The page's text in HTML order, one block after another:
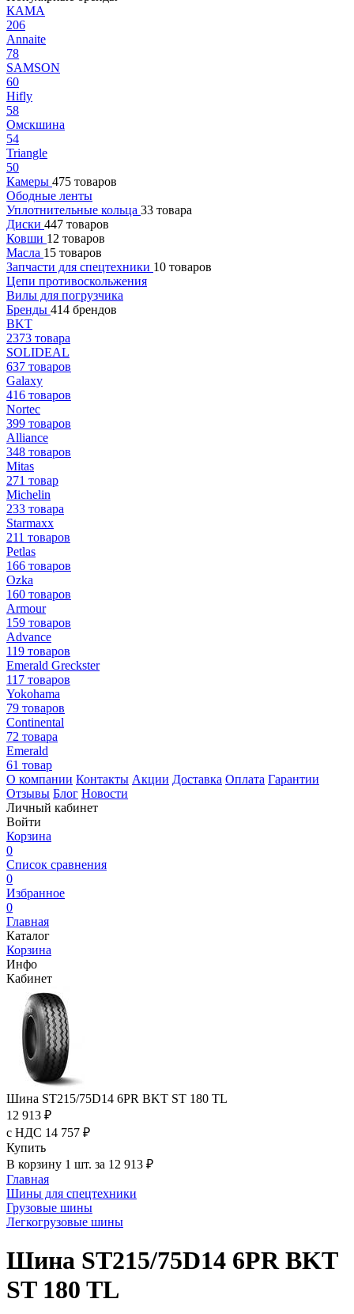
КАМА
206
Annaite
78
SAMSON
60
Hifly
58
Омскшина
54
Triangle
50
Камеры 475 товаров
Ободные ленты
Уплотнительные кольца 33 товара
Диски 447 товаров
Ковши 12 товаров
Масла 15 товаров
Запчасти для спецтехники 10 товаров
Цепи противоскольжения
Вилы для погрузчика
Бренды 414 брендов
BKT
2373 товара
SOLIDEAL
637 товаров
Galaxy
416 товаров
Nortec
399 товаров
Alliance
348 товаров
Mitas
271 товар
Michelin
233 товара
Starmaxx
211 товаров
Petlas
166 товаров
Ozka
160 товаров
Armour
159 товаров
Advance
119 товаров
Emerald Greckster
117 товаров
Yokohama
79 товаров
Continental
72 товара
Emerald
61 товар
О компании Контакты Акции Доставка Оплата Гарантии
Отзывы Блог Новости
Личный кабинет
Войти
Корзина
0
Список сравнения
0
Избранное
0
Главная
Каталог
Корзина
Инфо
Кабинет
Шина ST215/75D14 6PR BKT ST 180 TL
12 913 ₽
с НДС 14 757 ₽
Купить
В корзину 1 шт. за 12 913 ₽
Главная
Шины для спецтехники
Грузовые шины
Легкогрузовые шины
Шина ST215/75D14 6PR BKT
ST 180 TL